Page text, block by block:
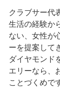
クラブサー代
生活の経験か
ない、女性が
ーを提案して
ダイヤモンド
エリーなら、
ことづくめで